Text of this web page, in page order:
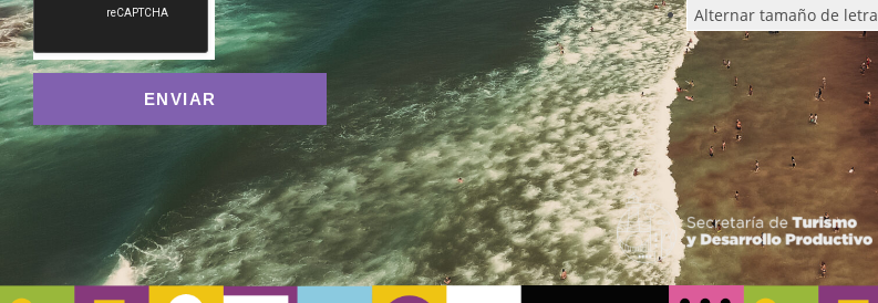
ENVIAR
Alternar tamaño de letra